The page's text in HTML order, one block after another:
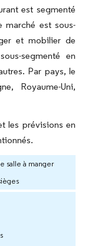
est segmenté
est sous-
et mobilier de
segmenté en
Par pays, le
Royaume-Uni,
les prévisions en
salle à manger